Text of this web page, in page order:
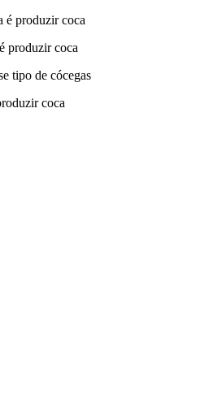
é produzir coca
produzir coca
tipo de cócegas
coca